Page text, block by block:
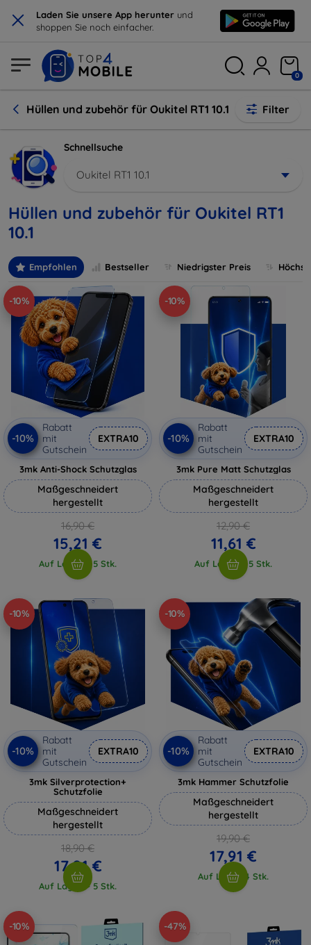
× Laden Sie unsere App herunter und
shoppen Sie noch einfacher.
0
Hüllen und zubehör für Oukitel RT1 10.1 Filter
Schnellsuche
Oukitel RT1 10.1
Hüllen und zubehör für Oukitel RT1
10.1
Empfohlen Bestseller Niedrigster Preis
-10%
-10%
Rabatt
mit
Gutschein
EXTRA10
3mk Anti-Shock Schutzglas
Maßgeschneidert
hergestellt
16,90 €
15,21 €
Auf Lager > 5 Stk.
-10%
-10%
Rabatt
mit
Gutschein
EXTRA10
3mk Pure Matt Schutzglas
Maßgeschneidert
hergestellt
12,90 €
11,61 €
Auf Lager > 5 Stk.
-10%
-10%
Rabatt
mit
Gutschein
EXTRA10
3mk Silverprotection+
Schutzfolie
Maßgeschneidert
hergestellt
18,90 €
17,01 €
Auf Lager > 5 Stk.
-10%
-10%
Rabatt
mit
Gutschein
EXTRA10
3mk Hammer Schutzfolie
Maßgeschneidert
hergestellt
19,90 €
17,91 €
Auf Lager 4 Stk.
-10% -47%